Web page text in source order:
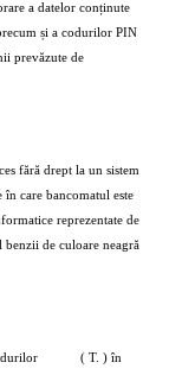
a datelor conținute
și a codurilor PIN
prevăzute de
fără drept la un sistem
care bancomatul este
reprezentate de
de culoare neagră
( T. ) în